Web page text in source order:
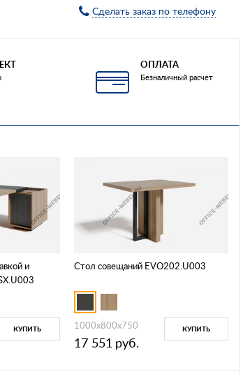
Сделать заказ по телефону
ОПЛАТА
Безналичный расчет
и
КУПИТЬ
Стол совещаний EVO202.U003
1000х800х750
17 551 руб.
КУПИТЬ